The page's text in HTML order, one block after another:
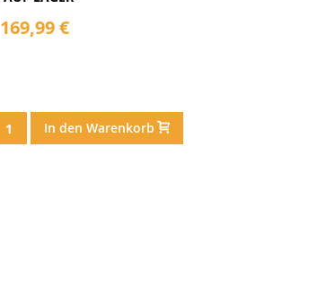
169,99 €
In den Warenkorb